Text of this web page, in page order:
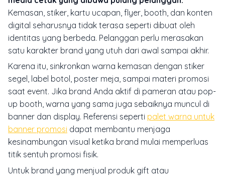
Kemasan, stiker, kartu ucapan, flyer, booth, dan konten
digital seharusnya tidak terasa seperti dibuat oleh
identitas yang berbeda. Pelanggan perlu merasakan
satu karakter brand yang utuh dari awal sampai akhir.
Karena itu, sinkronkan warna kemasan dengan stiker
segel, label botol, poster meja, sampai materi promosi
saat event. Jika brand Anda aktif di pameran atau pop-
up booth, warna yang sama juga sebaiknya muncul di
banner dan display. Referensi seperti palet warna untuk
banner promosi dapat membantu menjaga
kesinambungan visual ketika brand mulai memperluas
titik sentuh promosi fisik.
Untuk brand yang menjual produk gift atau